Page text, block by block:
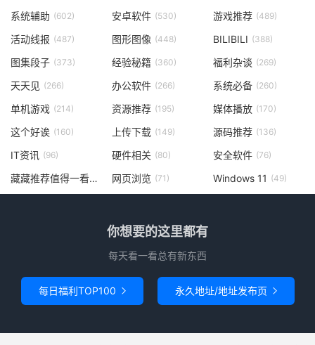
系统辅助 (602) 安卓软件 (530) 游戏推荐 (489)
活动线报 (487) 图形图像 (448) BILIBILI (388)
图集段子 (373) 经验秘籍 (360) 福利杂谈 (269)
天天见 (266) 办公软件 (266) 系统必备 (260)
单机游戏 (214) 资源推荐 (195) 媒体播放 (170)
这个好诶 (160) 上传下载 (149) 源码推荐 (136)
IT资讯 (96) 硬件相关 (80) 安全软件 (76)
藏藏推荐值得一看(73) 网页浏览 (71) Windows 11 (49)
你想要的这里都有
每天看一看总有新东西
每日福利TOP100  永久地址/地址发布页 